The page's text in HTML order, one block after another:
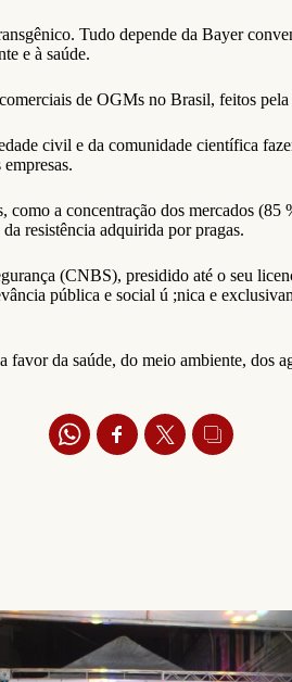
Tudo depende da Bayer
e à saúde.
de OGMs no Brasil, feitos
civil e da comunidade científica
a concentração dos mercados (85
resistência adquirida por pragas.
(CNBS), presidido até o seu
pública e social ú ;nica e
da saúde, do meio ambiente, dos